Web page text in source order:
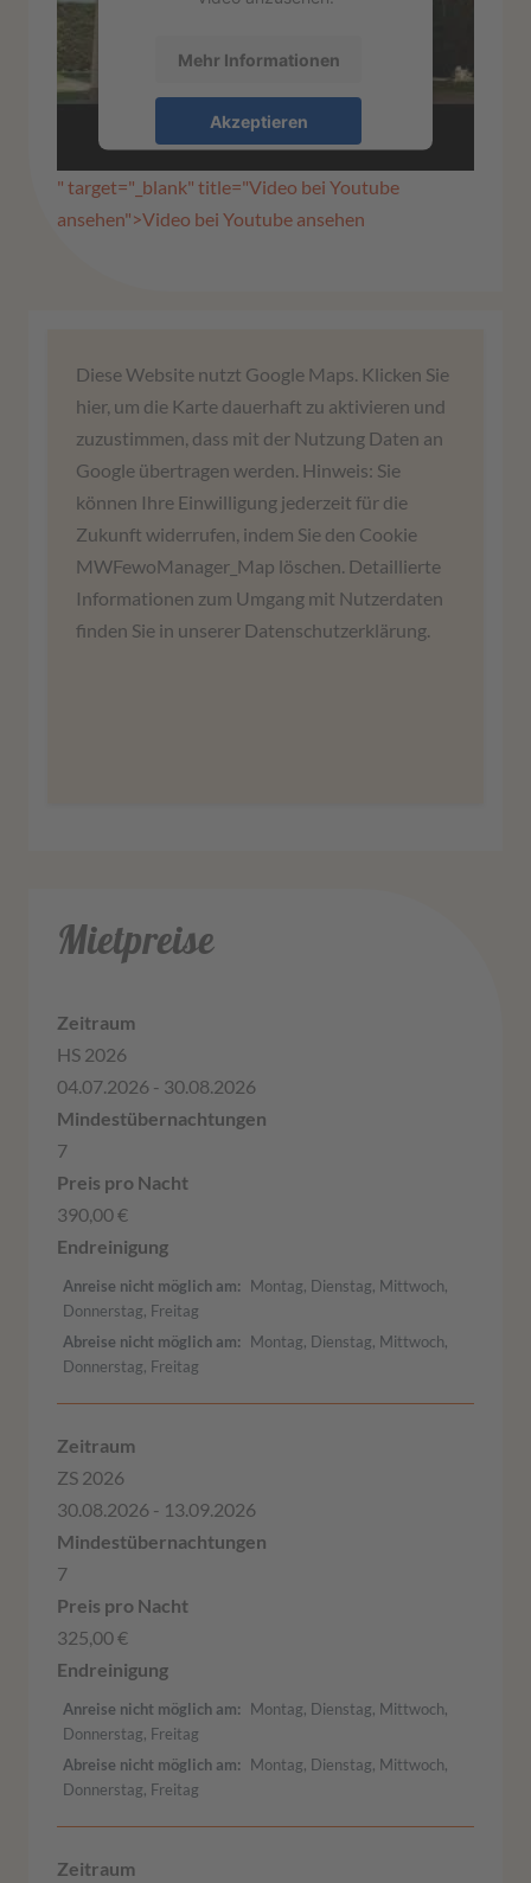
Mehr Informationen
Akzeptieren
Management Platform&eRecht24
" target="_blank" title="Video bei Youtube
ansehen">Video bei Youtube ansehen
Wir benötigen Ihre Zustimmung,
um den Google Maps-Service zu
laden!
Wir verwenden einen Service eines
Drittanbieters, um Karteninhalte einzubetten.
Dieser Service kann Daten zu Ihren Aktivitäten
sammeln. Bitte lesen Sie die Details durch und
stimmen Sie der Nutzung des Service zu, um
Diese Website nutzt Google Maps. Klicken Sie
hier, um die Karte dauerhaft zu aktivieren und
zuzustimmen, dass mit der Nutzung Daten an
Google übertragen werden. Hinweis: Sie
können Ihre Einwilligung jederzeit für die
Zukunft widerrufen, indem Sie den Cookie
MWFewoManager_Map löschen. Detaillierte
Informationen zum Umgang mit Nutzerdaten
finden Sie in unserer Datenschutzerklärung.
Mietpreise
HS 2026
04.07.2026 - 30.08.2026
7
390,00 €
Anreise nicht möglich am
Montag, Dienstag, Mittwoch,
Donnerstag, Freitag
Abreise nicht möglich am
Montag, Dienstag, Mittwoch,
Donnerstag, Freitag
ZS 2026
30.08.2026 - 13.09.2026
7
325,00 €
Anreise nicht möglich am
Montag, Dienstag, Mittwoch,
Donnerstag, Freitag
Abreise nicht möglich am
Montag, Dienstag, Mittwoch,
Donnerstag, Freitag